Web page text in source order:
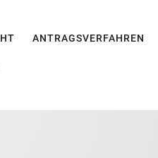
ANTRAGSVERFAHREN